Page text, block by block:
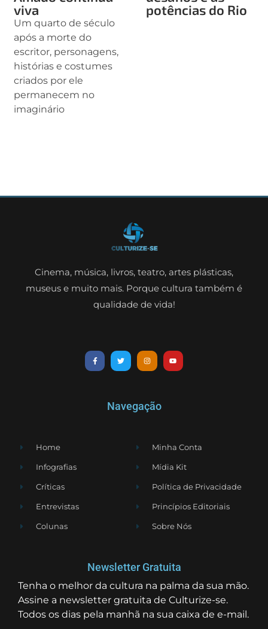
viva
Um quarto de século
após a morte do
escritor, personagens,
histórias e costumes
criados por ele
permanecem no
imaginário
potências do Rio
Cinema, música, livros, teatro, artes plásticas,
museus e muito mais. Porque cultura também é
qualidade de vida!
Navegação
Home
Infografias
Críticas
Entrevistas
Colunas
Minha Conta
Mídia Kit
Política de Privacidade
Princípios Editoriais
Sobre Nós
Newsletter Gratuita
Tenha o melhor da cultura na palma da sua mão.
Assine a newsletter gratuita de Culturize-se.
Todos os dias pela manhã na sua caixa de e-mail.